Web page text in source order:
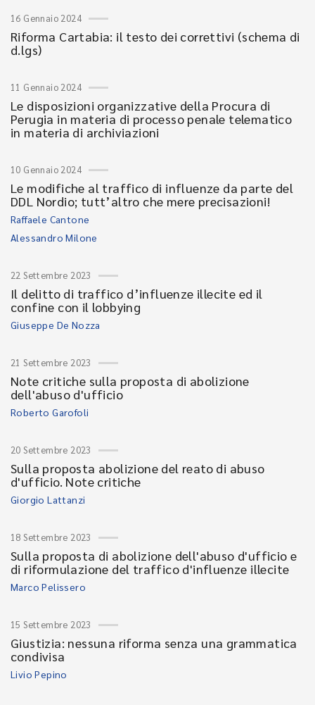
16 Gennaio 2024
Riforma Cartabia: il testo dei correttivi (schema di
d.lgs)
11 Gennaio 2024
Le disposizioni organizzative della Procura di
Perugia in materia di processo penale telematico
in materia di archiviazioni
10 Gennaio 2024
Le modifiche al traffico di influenze da parte del
DDL Nordio; tutt’altro che mere precisazioni!
Raffaele Cantone
Alessandro Milone
22 Settembre 2023
Il delitto di traffico d’influenze illecite ed il
confine con il lobbying
Giuseppe De Nozza
21 Settembre 2023
Note critiche sulla proposta di abolizione
dell'abuso d'ufficio
Roberto Garofoli
20 Settembre 2023
Sulla proposta abolizione del reato di abuso
d'ufficio. Note critiche
Giorgio Lattanzi
18 Settembre 2023
Sulla proposta di abolizione dell'abuso d'ufficio e
di riformulazione del traffico d'influenze illecite
Marco Pelissero
15 Settembre 2023
Giustizia: nessuna riforma senza una grammatica
condivisa
Livio Pepino